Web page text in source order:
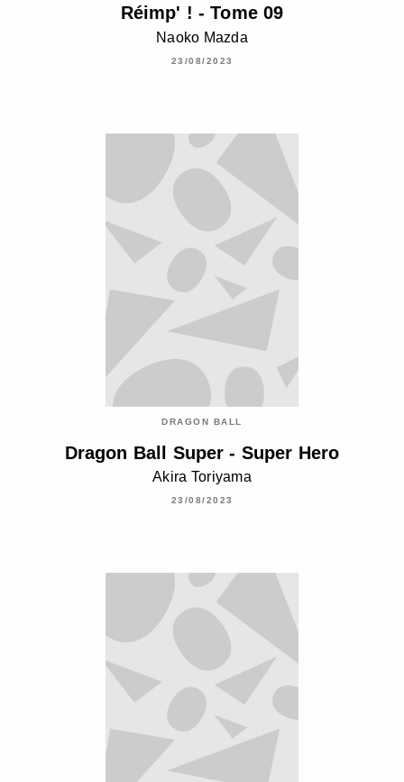
Réimp' ! - Tome 09
Naoko Mazda
23/08/2023
DRAGON BALL
Dragon Ball Super - Super Hero
Akira Toriyama
23/08/2023